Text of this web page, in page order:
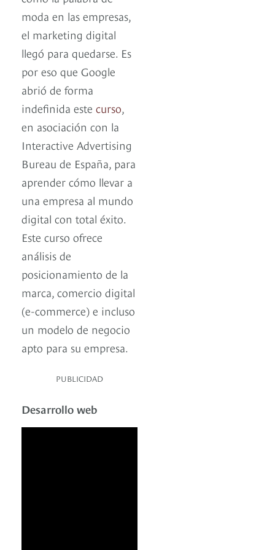
moda en las empresas,
el marketing digital
llegó para quedarse. Es
por eso que Google
abrió de forma
indefinida este curso,
en asociación con la
Interactive Advertising
Bureau de España, para
aprender cómo llevar a
una empresa al mundo
digital con total éxito.
Este curso ofrece
análisis de
posicionamiento de la
marca, comercio digital
(e-commerce) e incluso
un modelo de negocio
apto para su empresa.
PUBLICIDAD
Desarrollo web